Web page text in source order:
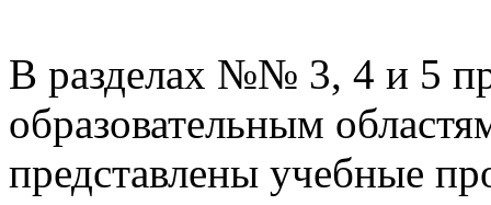
В разделах №№ 3, 4 и 5
образовательным
представлены учебные